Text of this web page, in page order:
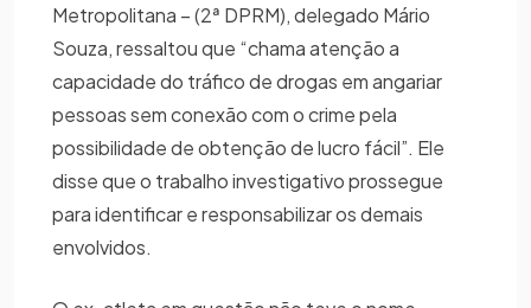
Metropolitana – (2ª DPRM), delegado Mário
Souza, ressaltou que “chama atenção a
capacidade do tráfico de drogas em angariar
pessoas sem conexão com o crime pela
possibilidade de obtenção de lucro fácil”. Ele
disse que o trabalho investigativo prossegue
para identificar e responsabilizar os demais
envolvidos.